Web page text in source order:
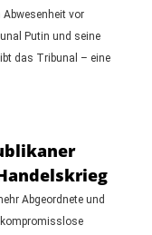
vor
Putin und seine
das Tribunal – eine
Abgeordnete und